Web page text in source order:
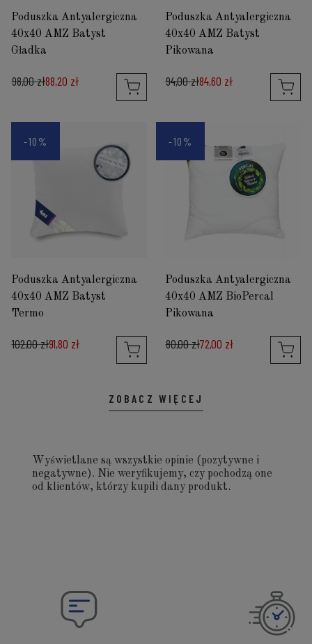
Poduszka Antyalergiczna
40x40 AMZ Batyst
Gładka
98,00 zł88,20 zł
Poduszka Antyalergiczna
40x40 AMZ Batyst
Pikowana
94,00 zł84,60 zł
Poduszka Antyalergiczna
40x40 AMZ Batyst
Termo
102,00 zł91,80 zł
-10%
Poduszka Antyalergiczna
40x40 AMZ BioPercal
Pikowana
80,00 zł72,00 zł
-10%
ZOBACZ WIĘCEJ
Wyświetlane są wszystkie opinie (pozytywne i
negatywne). Nie weryfikujemy, czy pochodzą one
od klientów, którzy kupili dany produkt.